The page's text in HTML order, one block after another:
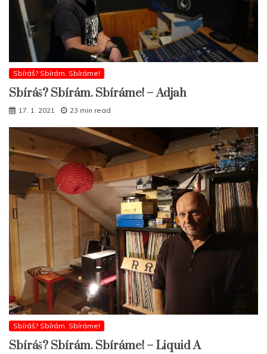
Sbíráš? Sbírám. Sbíráme!
Sbíráš? Sbírám. Sbíráme! – Adjah
17. 1. 2021 23 min read
Sbíráš? Sbírám. Sbíráme!
Sbíráš? Sbírám. Sbíráme! – Liquid A